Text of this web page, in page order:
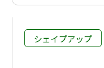
シェイプアップ